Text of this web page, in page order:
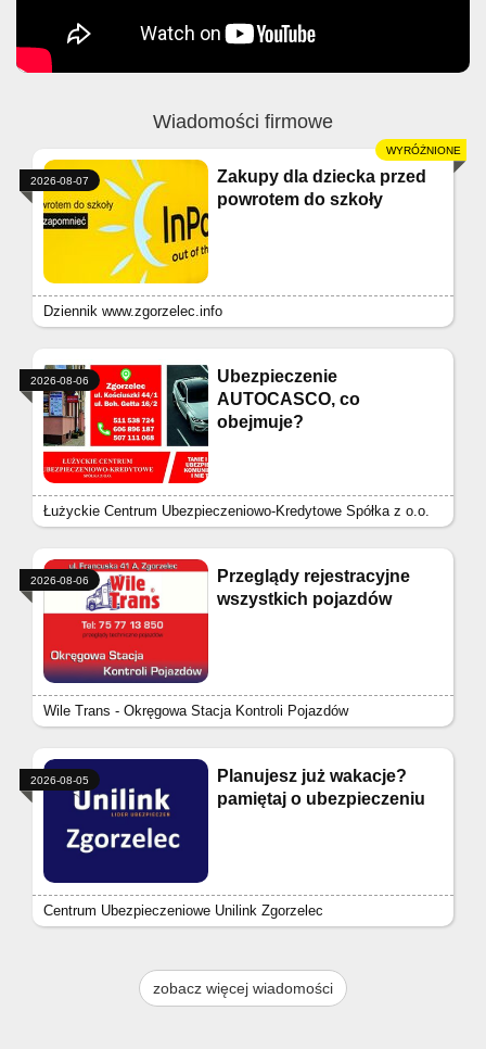
Wiadomości firmowe
Zakupy dla dziecka przed
powrotem do szkoły
Dziennik www.zgorzelec.info
2026-08-07
Ubezpieczenie
AUTOCASCO, co
obejmuje?
Łużyckie Centrum Ubezpieczeniowo-Kredytowe Spółka z o.o.
2026-08-06
Przeglądy rejestracyjne
wszystkich pojazdów
Wile Trans - Okręgowa Stacja Kontroli Pojazdów
2026-08-06
Planujesz już wakacje?
pamiętaj o ubezpieczeniu
Centrum Ubezpieczeniowe Unilink Zgorzelec
2026-08-05
zobacz więcej wiadomości